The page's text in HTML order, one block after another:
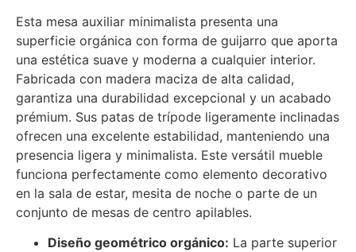
Esta mesa auxiliar minimalista presenta una
superficie orgánica con forma de guijarro que aporta
una estética suave y moderna a cualquier interior.
Fabricada con madera maciza de alta calidad,
garantiza una durabilidad excepcional y un acabado
prémium. Sus patas de trípode ligeramente inclinadas
ofrecen una excelente estabilidad, manteniendo una
presencia ligera y minimalista. Este versátil mueble
funciona perfectamente como elemento decorativo
en la sala de estar, mesita de noche o parte de un
conjunto de mesas de centro apilables.
Diseño geométrico orgánico: La parte superior